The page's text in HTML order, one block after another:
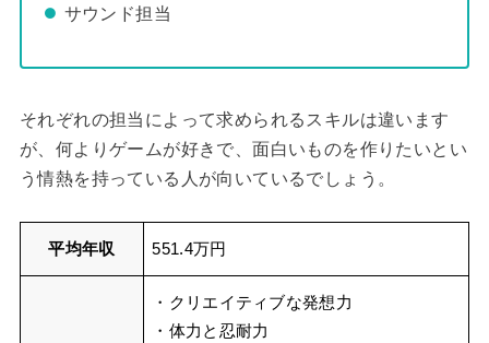
サウンド担当
それぞれの担当によって求められるスキルは違います
が、何よりゲームが好きで、面白いものを作りたいとい
う情熱を持っている人が向いているでしょう。
平均年収 551.4万円
・クリエイティブな発想力
・体力と忍耐力